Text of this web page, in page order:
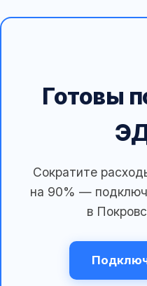
Готовы
Сократите
на 90% —
в